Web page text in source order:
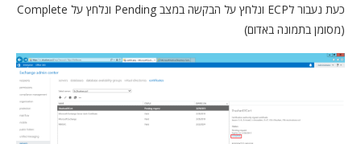
כעת נעבור לECP ונלחץ על הבקשה במצב Pending ונלחץ על Complete
(מסומן בתמונה באדום)